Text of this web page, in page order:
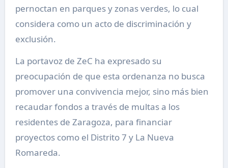
pernoctan en parques y zonas verdes, lo cual
considera como un acto de discriminación y
exclusión.
La portavoz de ZeC ha expresado su
preocupación de que esta ordenanza no busca
promover una convivencia mejor, sino más bien
recaudar fondos a través de multas a los
residentes de Zaragoza, para financiar
proyectos como el Distrito 7 y La Nueva
Romareda.